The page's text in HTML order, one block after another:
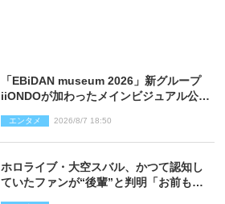
「EBiDAN museum 2026」新グループ
iiONDOが加わったメインビジュアル公
エンタメ 2026/8/7 18:50
ホロライブ・大空スバル、かつて認知し
ていたファンが“後輩”と判明「お前もし